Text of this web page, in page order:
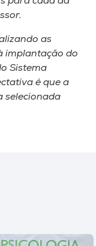
as
implantação do
Sistema
é que a
selecionada